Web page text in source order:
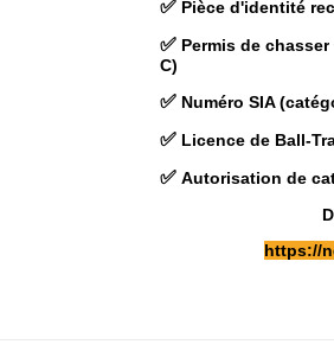
✅ Pièce d'identité
✅ Permis de chasser
C)
✅ Numéro SIA
✅ Licence de Ball-
✅ Autorisation de
https://